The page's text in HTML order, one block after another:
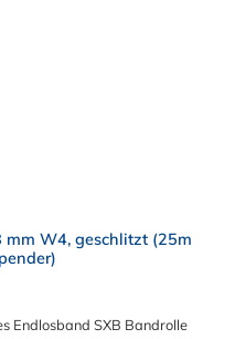
mm W4, geschlitzt (25m
Endlosband SXB Bandrolle